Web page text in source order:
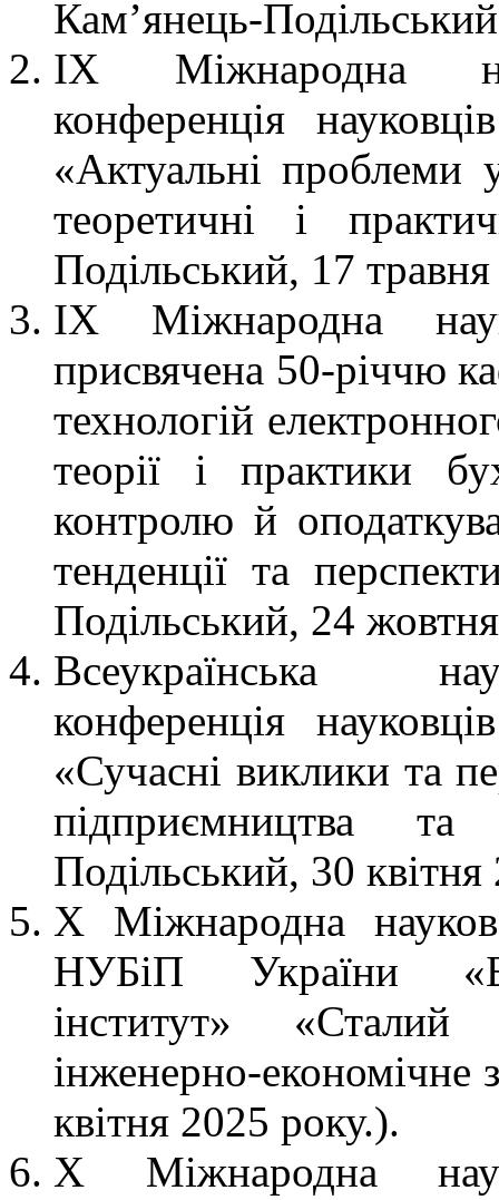
Кам’янець-
ІХ Міжнародна
конференція
«Актуальні проблеми
теоретичні і
Подільський, 17
ІХ Міжнародна
присвячена 50-річчю
технологій
теорії і практики
контролю й
тенденції та
Подільський, 24
Всеукраїнська
конференція
«Сучасні виклики та
підприємництва
Подільський, 30
X Міжнародна
НУБіП України
інститут»
інженерно-економічне
квітня 2025 року.).
Х Міжнародна